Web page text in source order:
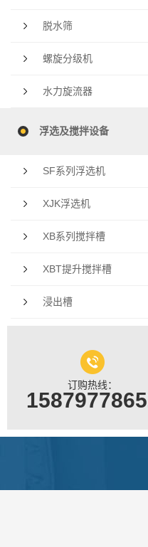
脱水筛
螺旋分级机
水力旋流器
浮选及搅拌设备
SF系列浮选机
XJK浮选机
XB系列搅拌槽
XBT提升搅拌槽
浸出槽
订购热线：